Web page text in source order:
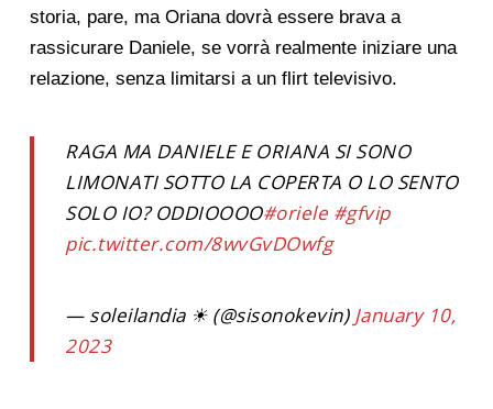
storia, pare, ma Oriana dovrà essere brava a
rassicurare Daniele, se vorrà realmente iniziare una
relazione, senza limitarsi a un flirt televisivo.
RAGA MA DANIELE E ORIANA SI SONO
LIMONATI SOTTO LA COPERTA O LO SENTO
SOLO IO? ODDIOOOO#oriele #gfvip
pic.twitter.com/8wvGvDOwfg
— soleilandia ☀ (@sisonokevin) January 10,
2023